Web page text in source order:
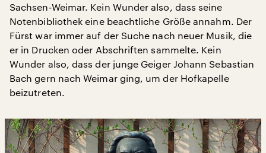
Sachsen-Weimar. Kein Wunder also, dass seine
Notenbibliothek eine beachtliche Größe annahm. Der
Fürst war immer auf der Suche nach neuer Musik, die
er in Drucken oder Abschriften sammelte. Kein
Wunder also, dass der junge Geiger Johann Sebastian
Bach gern nach Weimar ging, um der Hofkapelle
beizutreten.